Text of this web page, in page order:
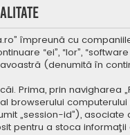
împreună cu
“ei”, “lor”,
(denumită în
Prima, prin
browserului
„session-id”),
pentru a stoca